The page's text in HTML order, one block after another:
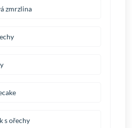
zmrzlina
s ořechy